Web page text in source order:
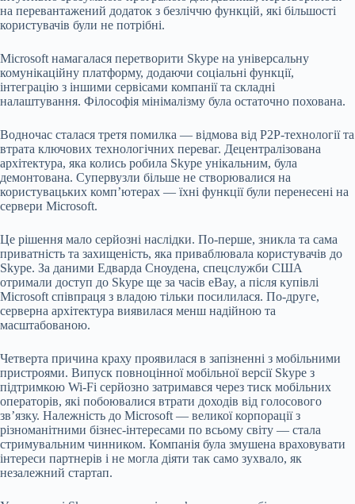
на перевантажений додаток з безліччю функцій, які більшості
користувачів були не потрібні.
Microsoft намагалася перетворити Skype на універсальну
комунікаційну платформу, додаючи соціальні функції,
інтеграцію з іншими сервісами компанії та складні
налаштування. Філософія мінімалізму була остаточно похована.
Водночас сталася третя помилка — відмова від P2P-технології та
втрата ключових технологічних переваг. Децентралізована
архітектура, яка колись робила Skype унікальним, була
демонтована. Супервузли більше не створювалися на
користувацьких комп’ютерах — їхні функції були перенесені на
сервери Microsoft.
Це рішення мало серйозні наслідки. По-перше, зникла та сама
приватність та захищеність, яка приваблювала користувачів до
Skype. За даними Едварда Сноудена, спецслужби США
отримали доступ до Skype ще за часів eBay, а після купівлі
Microsoft співпраця з владою тільки посилилася. По-друге,
серверна архітектура виявилася менш надійною та
масштабованою.
Четверта причина краху проявилася в запізненні з мобільними
пристроями. Випуск повноцінної мобільної версії Skype з
підтримкою Wi-Fi серйозно затримався через тиск мобільних
операторів, які побоювалися втрати доходів від голосового
зв’язку. Належність до Microsoft — великої корпорації з
різноманітними бізнес-інтересами по всьому світу — стала
стримувальним чинником. Компанія була змушена враховувати
інтереси партнерів і не могла діяти так само зухвало, як
незалежний стартап.